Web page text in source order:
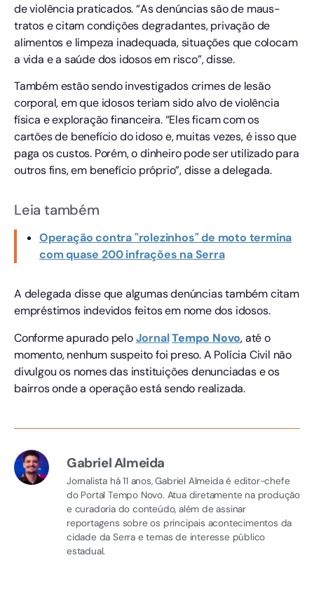
de violência praticados. “As denúncias são de maus-
tratos e citam condições degradantes, privação de
alimentos e limpeza inadequada, situações que colocam
a vida e a saúde dos idosos em risco”, disse.
Também estão sendo investigados crimes de lesão
corporal, em que idosos teriam sido alvo de violência
física e exploração financeira. “Eles ficam com os
cartões de benefício do idoso e, muitas vezes, é isso que
paga os custos. Porém, o dinheiro pode ser utilizado para
outros fins, em benefício próprio”, disse a delegada.
Leia também
Operação contra "rolezinhos" de moto termina
com quase 200 infrações na Serra
A delegada disse que algumas denúncias também citam
empréstimos indevidos feitos em nome dos idosos.
Conforme apurado peloJornalTempo Novo, até o
momento, nenhum suspeito foi preso. A Polícia Civil não
divulgou os nomes das instituições denunciadas e os
bairros onde a operação está sendo realizada.
Gabriel Almeida
Jornalista há 11 anos, Gabriel Almeida é editor-chefe
do Portal Tempo Novo. Atua diretamente na produção
e curadoria do conteúdo, além de assinar
reportagens sobre os principais acontecimentos da
cidade da Serra e temas de interesse público
estadual.